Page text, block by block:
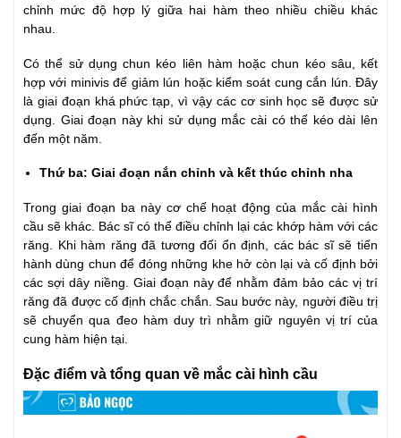
chỉnh mức độ hợp lý giữa hai hàm theo nhiều chiều khác
nhau.
Có thể sử dụng chun kéo liên hàm hoặc chun kéo sâu, kết
hợp với minivis để giảm lún hoặc kiểm soát cung cắn lún. Đây
là giai đoạn khá phức tạp, vì vậy các cơ sinh học sẽ được sử
dụng. Giai đoạn này khi sử dụng mắc cài có thể kéo dài lên
đến một năm.
Thứ ba: Giai đoạn nắn chỉnh và kết thúc chỉnh nha
Trong giai đoạn ba này cơ chế hoạt động của mắc cài hình
cầu sẽ khác. Bác sĩ có thể điều chỉnh lại các khớp hàm với các
răng. Khi hàm răng đã tương đối ổn định, các bác sĩ sẽ tiến
hành dùng chun để đóng những khe hở còn lại và cố định bởi
các sợi dây niềng. Giai đoạn này để nhằm đảm bảo các vị trí
răng đã được cố định chắc chắn. Sau bước này, người điều trị
sẽ chuyển qua đeo hàm duy trì nhằm giữ nguyên vị trí của
cung hàm hiện tại.
Đặc điểm và tổng quan về mắc cài hình cầu